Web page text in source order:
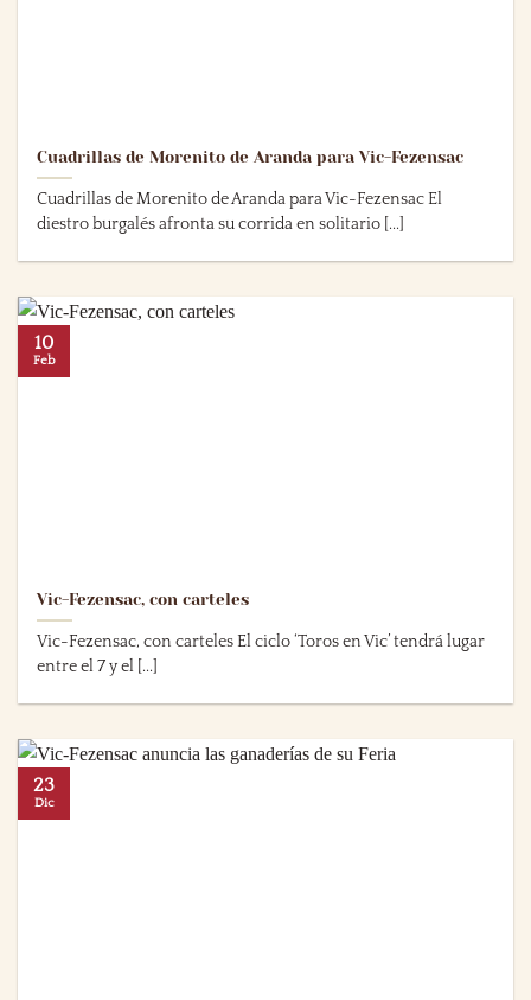
Cuadrillas de Morenito de Aranda para Vic-Fezensac
Cuadrillas de Morenito de Aranda para Vic-Fezensac El
diestro burgalés afronta su corrida en solitario [...]
Vic-Fezensac, con carteles
Vic-Fezensac, con carteles El ciclo ‘Toros en Vic’ tendrá lugar
entre el 7 y el [...]
10
Feb
23
Dic